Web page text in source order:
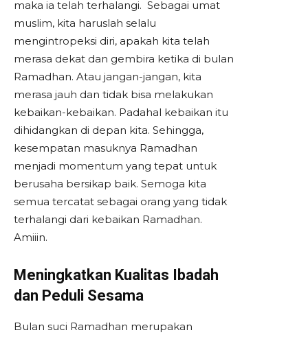
maka ia telah terhalangi. Sebagai umat
muslim, kita haruslah selalu
mengintropeksi diri, apakah kita telah
merasa dekat dan gembira ketika di bulan
Ramadhan. Atau jangan-jangan, kita
merasa jauh dan tidak bisa melakukan
kebaikan-kebaikan. Padahal kebaikan itu
dihidangkan di depan kita. Sehingga,
kesempatan masuknya Ramadhan
menjadi momentum yang tepat untuk
berusaha bersikap baik. Semoga kita
semua tercatat sebagai orang yang tidak
terhalangi dari kebaikan Ramadhan.
Amiiin.
Meningkatkan Kualitas Ibadah
dan Peduli Sesama
Bulan suci Ramadhan merupakan